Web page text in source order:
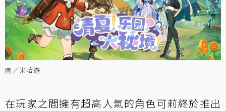
圖／米哈遊
在玩家之間擁有超高人氣的角色可莉終於推出